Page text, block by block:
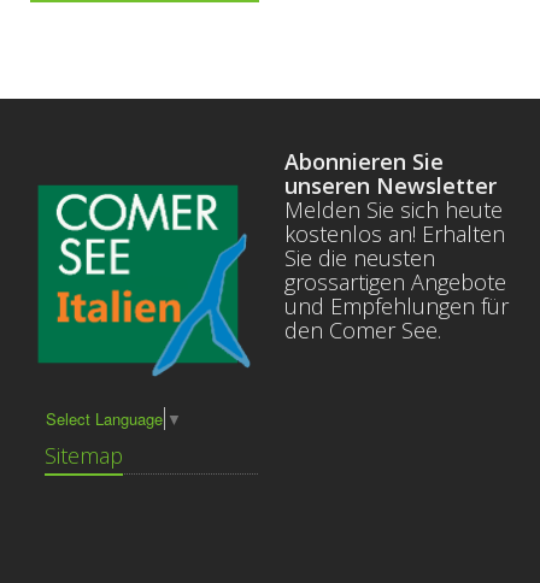
Select Language ▼
Sitemap
Abonnieren Sie
unseren Newsletter
Melden Sie sich heute
kostenlos an! Erhalten
Sie die neusten
grossartigen Angebote
und Empfehlungen für
den Comer See.